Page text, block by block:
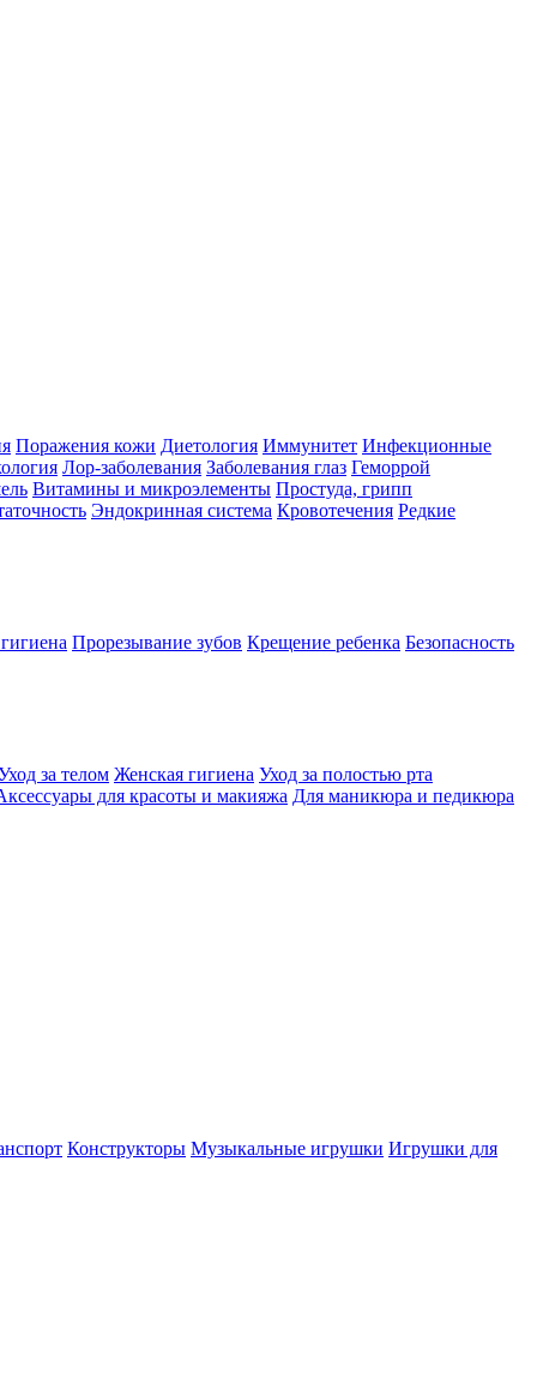
Поражения кожи Диетология Иммунитет Инфекционные
Лор-заболевания Заболевания глаз Геморрой
Витамины и микроэлементы Простуда, грипп
Эндокринная система Кровотечения Редкие
Прорезывание зубов Крещение ребенка Безопасность
за телом Женская гигиена Уход за полостью рта
для красоты и макияжа Для маникюра и педикюра
Конструкторы Музыкальные игрушки Игрушки для